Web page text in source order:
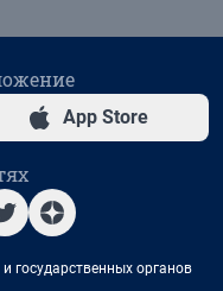
App Store
государственных органов